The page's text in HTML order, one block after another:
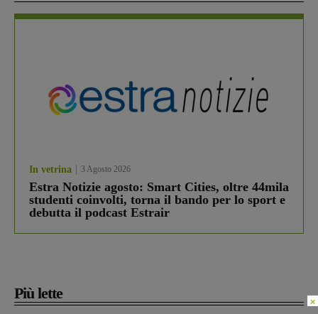
In vetrina 3 Agosto 2026
Estra Notizie agosto: Smart Cities, oltre 44mila
studenti coinvolti, torna il bando per lo sport e
debutta il podcast Estrair
Più lette ×